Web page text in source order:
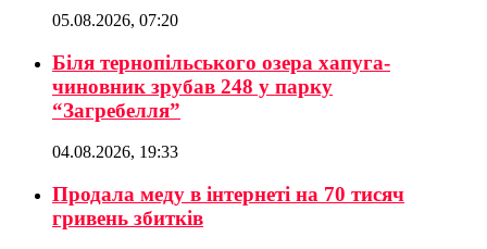
05.08.2026, 07:20
Біля тернопільського озера хапуга-
чиновник зрубав 248 у парку
“Загребелля”
04.08.2026, 19:33
Продала меду в інтернеті на 70 тисяч
гривень збитків